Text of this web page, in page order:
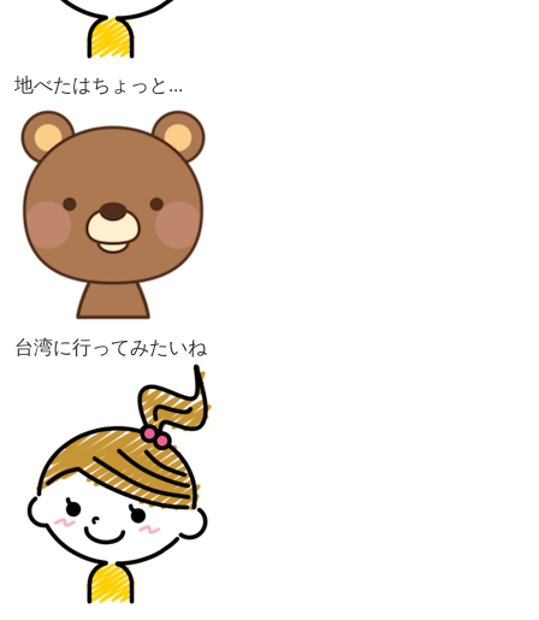
地べたはちょっと...
台湾に行ってみたいね